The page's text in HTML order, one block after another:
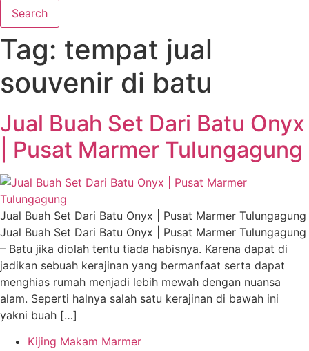
Search
Tag: tempat jual
souvenir di batu
Jual Buah Set Dari Batu Onyx
| Pusat Marmer Tulungagung
Jual Buah Set Dari Batu Onyx | Pusat Marmer Tulungagung
Jual Buah Set Dari Batu Onyx | Pusat Marmer Tulungagung
– Batu jika diolah tentu tiada habisnya. Karena dapat di
jadikan sebuah kerajinan yang bermanfaat serta dapat
menghias rumah menjadi lebih mewah dengan nuansa
alam. Seperti halnya salah satu kerajinan di bawah ini
yakni buah […]
Kijing Makam Marmer